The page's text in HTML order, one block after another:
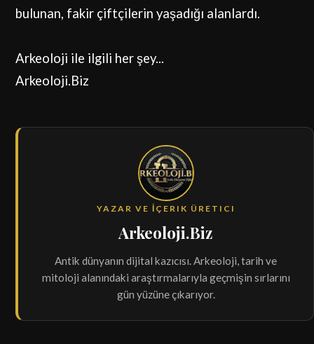
bulunan, fakir çiftçilerin yaşadığı alanlardı.
Arkeoloji ile ilgili her şey...
Arkeoloji.Biz
YAZAR VE İÇERIK ÜRETICI
Arkeoloji.Biz
Antik dünyanın dijital kazıcısı. Arkeoloji, tarih ve
mitoloji alanındaki araştırmalarıyla geçmişin sırlarını
gün yüzüne çıkarıyor.